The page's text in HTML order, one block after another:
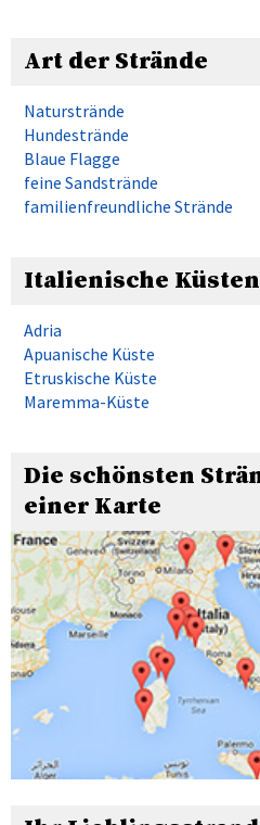
Art der Strände
Naturstrände
Hundestrände
Blaue Flagge
feine Sandstrände
familienfreundliche Strände
Italienische Küsten
Adria
Apuanische Küste
Etruskische Küste
Maremma-Küste
Die schönsten
einer Karte